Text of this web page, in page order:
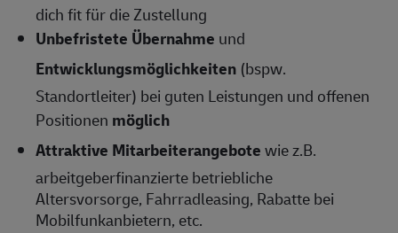
dich fit für die Zustellung
Unbefristete Übernahme und
Entwicklungsmöglichkeiten (bspw.
Standortleiter) bei guten Leistungen und offenen
Positionen möglich
Attraktive Mitarbeiterangebotewie z.B.
arbeitgeberfinanzierte betriebliche
Altersvorsorge, Fahrradleasing, Rabatte bei
Mobilfunkanbietern, etc.